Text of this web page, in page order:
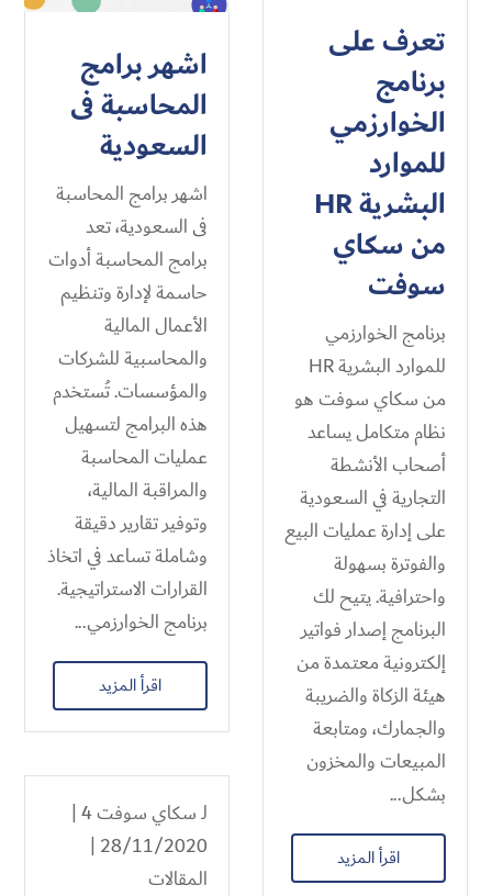
تعرف على
برنامج
الخوارزمي
للموارد
البشرية HR
من سكاي
سوفت
برنامج الخوارزمي
للموارد البشرية HR
من سكاي سوفت هو
نظام متكامل يساعد
أصحاب الأنشطة
التجارية في السعودية
على إدارة عمليات البيع
والفوترة بسهولة
واحترافية. يتيح لك
البرنامج إصدار فواتير
إلكترونية معتمدة من
هيئة الزكاة والضريبة
والجمارك، ومتابعة
المبيعات والمخزون
بشكل...
اقرأ المزيد
اشهر برامج
المحاسبة فى
السعودية
اشهر برامج المحاسبة
فى السعودية، تعد
برامج المحاسبة أدوات
حاسمة لإدارة وتنظيم
الأعمال المالية
والمحاسبية للشركات
والمؤسسات. تُستخدم
هذه البرامج لتسهيل
عمليات المحاسبة
والمراقبة المالية،
وتوفير تقارير دقيقة
وشاملة تساعد في اتخاذ
القرارات الاستراتيجية.
برنامج الخوارزمي...
اقرأ المزيد
لـسكاي سوفت 4
|
28/11/2020 |
المقالات